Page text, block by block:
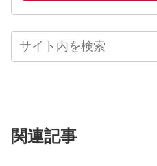
関連記事